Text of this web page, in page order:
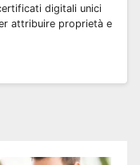
digitali unici
attribuire proprietà e